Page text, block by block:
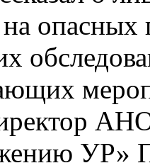
опасных
УР»